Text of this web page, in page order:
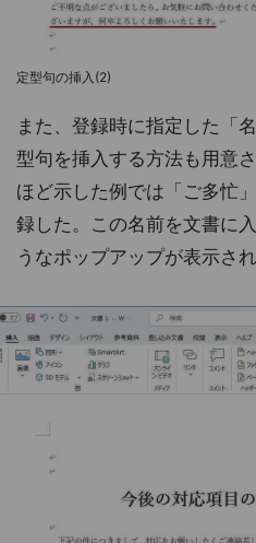
定型句の挿入(2)
また、登録時に指定した「
型句を挿入する方法も用意
ほど示した例では「ご多忙
録した。この名前を文書に
うなポップアップが表示され